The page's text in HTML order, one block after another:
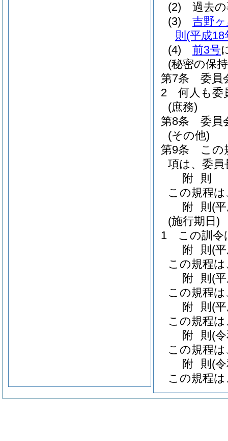
(2)
過去
(3)
吉野
則 (平成
(4)
前3号
(秘密の保
第7条
委員
2
何人も委
(庶務)
第8条
委員
(その他)
第9条
この
項は、委
附 則
この規程
附 則 (
(施行期日)
1
この訓令
附 則 (
この規程
附 則 (
この規程
附 則 (
この規程
附 則 (
この規程
附 則 (
この規程